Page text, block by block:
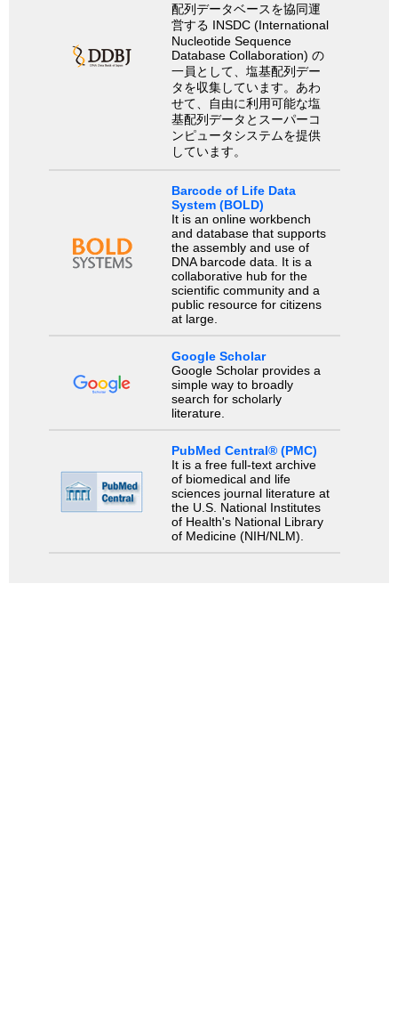
配列データベースを協同運
営する INSDC (International
Nucleotide Sequence
Database Collaboration) の
一員として、塩基配列デー
タを収集しています。あわ
せて、自由に利用可能な塩
基配列データとスーパーコ
ンピュータシステムを提供
しています。
Barcode of Life Data
System (BOLD)
It is an online workbench
and database that supports
the assembly and use of
DNA barcode data. It is a
collaborative hub for the
scientific community and a
public resource for citizens
at large.
Google Scholar
Google Scholar provides a
simple way to broadly
search for scholarly
literature.
PubMed Central® (PMC)
It is a free full-text archive
of biomedical and life
sciences journal literature at
the U.S. National Institutes
of Health's National Library
of Medicine (NIH/NLM).